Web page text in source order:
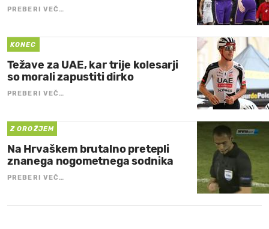
PREBERI VEČ…
KONEC
Težave za UAE, kar trije kolesarji
so morali zapustiti dirko
PREBERI VEČ…
Z OROŽJEM
Na Hrvaškem brutalno pretepli
znanega nogometnega sodnika
PREBERI VEČ…